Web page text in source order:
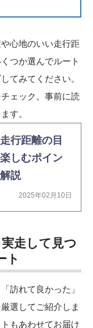
心地のいい走行距
つか選んでルート
てみてください。
ェック。事前に読
す。
行距離の目
しむポイン
説
2025年02月10日
走して見つ
ト
訪れて良かった」
選してご紹介しま
もあわせてお届け